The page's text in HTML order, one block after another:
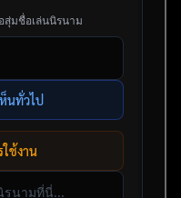
สุ่มชื่อเล่นนิรนาม
นทั่วไป
ช้งาน